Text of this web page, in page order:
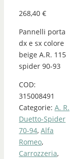
268,40 €
Pannelli porta
dx e sx colore
beige A.R. 115
spider 90-93
COD:
315008491
Categorie: A. R.
Duetto-Spider
70-94, Alfa
Romeo,
Carrozzeria,